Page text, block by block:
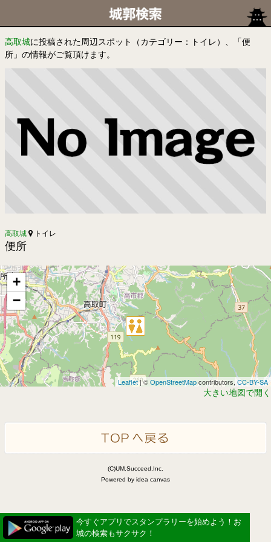
高取城に投稿された周辺スポット（カテゴリー：トイレ）、「便
所」の情報がご覧頂けます。
高取城 トイレ
便所
+
−
Leaflet| ©OpenStreetMapcontributors, CC-BY-SA
大きい地図で開く
(C)UM.Succeed,Inc.
Powered by idea canvas
今すぐアプリでスタンプラリーを始めよう！お
城の検索もサクサク！